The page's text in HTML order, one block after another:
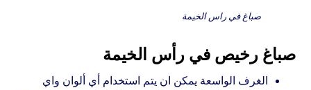
صباغ في راس الخيمة
صباغ رخيص في رأس الخيمة
الغرف الواسعة يمكن ان يتم استخدام أي ألوان واي